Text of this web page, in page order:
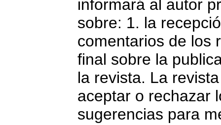
informará al autor
sobre: 1. la
comentarios de los
final sobre la
la revista. La
aceptar o rechazar
sugerencias para